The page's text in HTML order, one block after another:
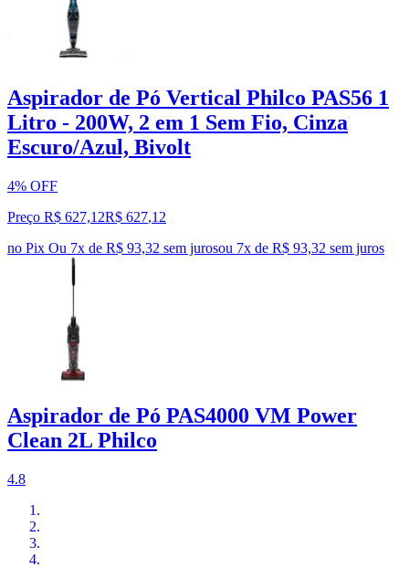
Aspirador de Pó Vertical Philco PAS56 1
Litro - 200W, 2 em 1 Sem Fio, Cinza
Escuro/Azul, Bivolt
4% OFF
Preço R$ 627,12R$ 627,12
no Pix Ou 7x de R$ 93,32 sem jurosou 7x de R$ 93,32 sem juros
Aspirador de Pó PAS4000 VM Power
Clean 2L Philco
4.8